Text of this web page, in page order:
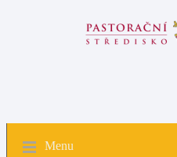
Menu